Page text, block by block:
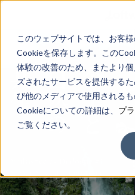
このウェブサイトでは、お客
Cookieを保存します。この
体験の改善のため、またより
ズされたサービスを提供する
び他のメディアで使用される
Cookieについての詳細は、 プ
ご覧ください。